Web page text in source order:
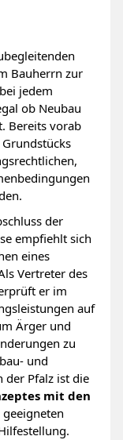
Bauherrn zur
jedem
ob Neubau
Bereits vorab
der
empfiehlt sich
eines
Vertreter des
er im
auf
Ärger und
zu
und
der Pfalz ist die
mit den